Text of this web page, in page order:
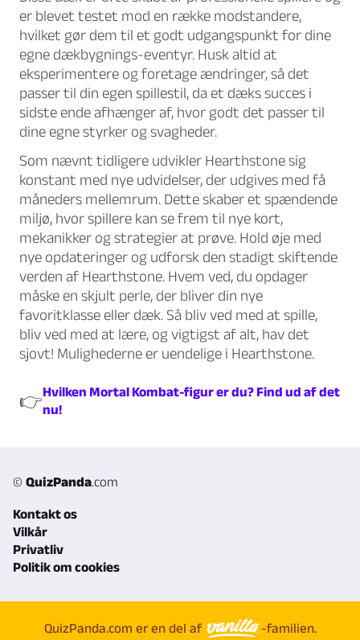
er blevet testet mod en række modstandere,
hvilket gør dem til et godt udgangspunkt for dine
egne dækbygnings-eventyr. Husk altid at
eksperimentere og foretage ændringer, så det
passer til din egen spillestil, da et dæks succes i
sidste ende afhænger af, hvor godt det passer til
dine egne styrker og svagheder.
Som nævnt tidligere udvikler Hearthstone sig
konstant med nye udvidelser, der udgives med få
måneders mellemrum. Dette skaber et spændende
miljø, hvor spillere kan se frem til nye kort,
mekanikker og strategier at prøve. Hold øje med
nye opdateringer og udforsk den stadigt skiftende
verden af Hearthstone. Hvem ved, du opdager
måske en skjult perle, der bliver din nye
favoritklasse eller dæk. Så bliv ved med at spille,
bliv ved med at lære, og vigtigst af alt, hav det
sjovt! Mulighederne er uendelige i Hearthstone.
👉 Hvilken Mortal Kombat-figur er du? Find ud af det
nu!
© QuizPanda.com
Kontakt os
Vilkår
Privatliv
Politik om cookies
QuizPanda.com er en del af -familien.